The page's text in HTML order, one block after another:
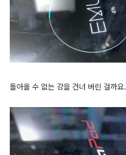
돌아올 수 없는 강을 건너 버린 걸까요.